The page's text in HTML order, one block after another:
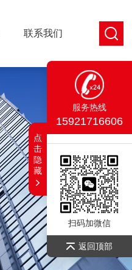
联系我们
服务热线
15921716606
扫码加微信
返回顶部
点
击
隐
藏